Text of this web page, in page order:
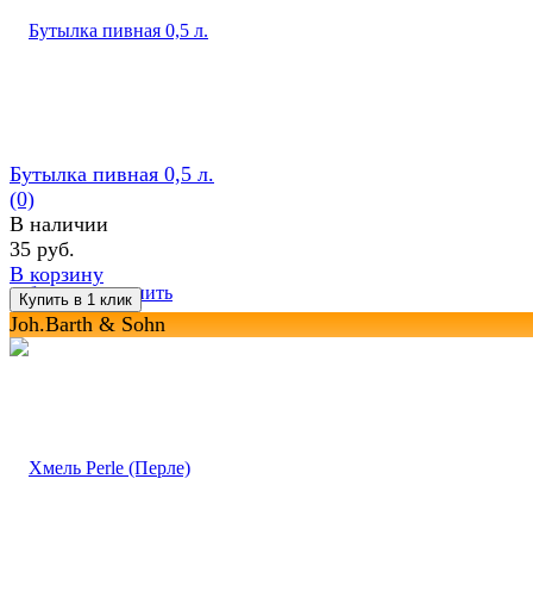
избранное сравнить
Бутылка пивная 0,5 л.
(0)
В наличии
35 руб.
В корзину
Joh.Barth & Sohn